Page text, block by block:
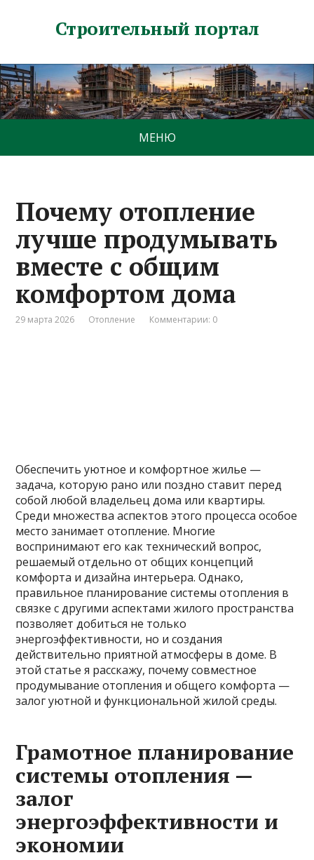
Строительный портал
МЕНЮ
Почему отопление
лучше продумывать
вместе с общим
комфортом дома
29 марта 2026 Отопление Комментарии: 0
Обеспечить уютное и комфортное жилье —
задача, которую рано или поздно ставит перед
собой любой владельец дома или квартиры.
Среди множества аспектов этого процесса особое
место занимает отопление. Многие
воспринимают его как технический вопрос,
решаемый отдельно от общих концепций
комфорта и дизайна интерьера. Однако,
правильное планирование системы отопления в
связке с другими аспектами жилого пространства
позволяет добиться не только
энергоэффективности, но и создания
действительно приятной атмосферы в доме. В
этой статье я расскажу, почему совместное
продумывание отопления и общего комфорта —
залог уютной и функциональной жилой среды.
Грамотное планирование
системы отопления —
залог
энергоэффективности и
экономии